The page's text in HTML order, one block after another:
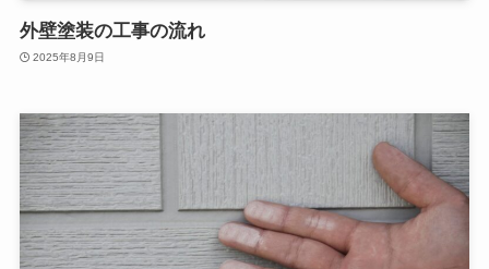
外壁塗装の工事の流れ
2025年8月9日